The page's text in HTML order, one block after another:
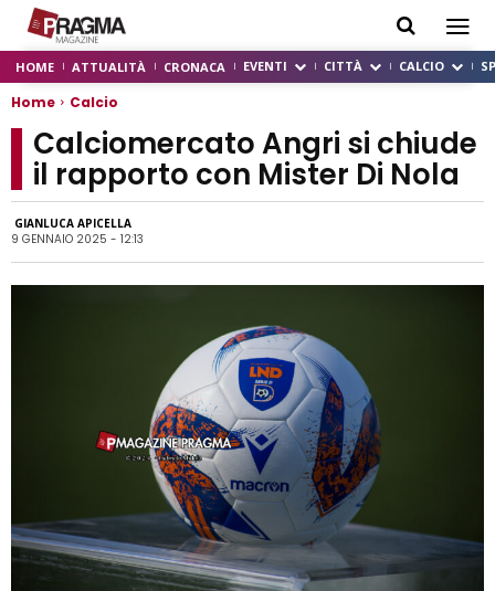
HOME ATTUALITÀ CRONACA EVENTI CITTÀ CALCIO
Home Calcio
Calciomercato Angri si chiude
il rapporto con Mister Di Nola
GIANLUCA APICELLA
9 GENNAIO 2025 - 12:13